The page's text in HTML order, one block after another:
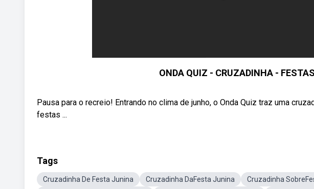
ONDA QUIZ - CRUZADINHA -
Pausa para o recreio! Entrando no clima de junho, o Onda Quiz traz uma
festas ...
Tags
Cruzadinha De Festa Junina Cruzadinha DaFesta Junina Cruzadinha